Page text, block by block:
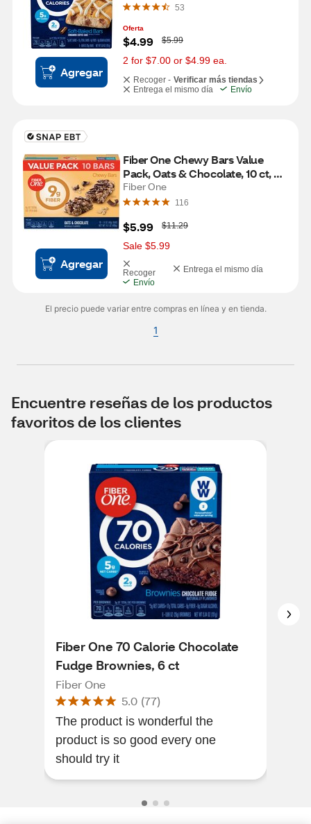
Agregar
53
Oferta
$4.99
W
a
s
$5.99
2 for $7.00 or $4.99 ea.
Recoger - Verificar más tiendas
Entrega el mismo día
Envío
Agregar
Fiber One Chewy Bars Value
Pack, Oats & Chocolate, 10 ct,
14.1 oz
Fiber One
116
$5.99
W
a
s
$11.29
Sale $5.99
Recoger
Entrega el mismo día
Envío
El precio puede variar entre compras en línea y en tienda.
1
Encuentre reseñas de los productos
favoritos de los clientes
Fiber One 70 Calorie Chocolate
Fudge Brownies, 6 ct
Fiber One
5.0 (77)
The product is wonderful the
product is so good every one
should try it